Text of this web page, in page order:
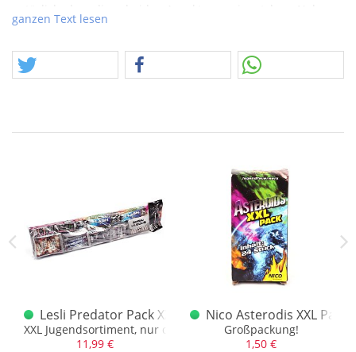
2 Monate habe ich täglich im Lager verbracht, jeden Artikel,
Möglichkeiten entwickelt. Das es nun zeitlich nur noch für
einen Part im Rahmen der Sommeraktion reicht, ist Teil des
ganzen Text lesen
PackLesli Predator Pack XXL F1 Jugendsortiment
XXL Jugendsortiment, nur das BESTE
11,99 €
Nico Asterodis XXL Pack
Großpackung!
1,50 €